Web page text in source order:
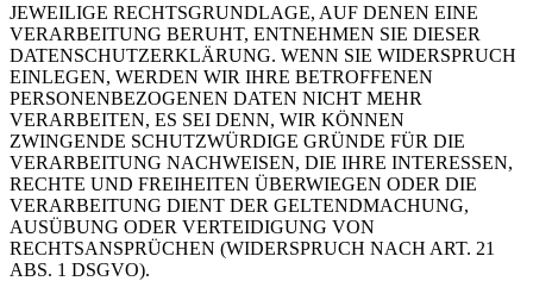
JEWEILIGE RECHTSGRUNDLAGE, AUF DENEN EINE
VERARBEITUNG BERUHT, ENTNEHMEN SIE DIESER
DATENSCHUTZERKLÄRUNG. WENN SIE WIDERSPRUCH
EINLEGEN, WERDEN WIR IHRE BETROFFENEN
PERSONENBEZOGENEN DATEN NICHT MEHR
VERARBEITEN, ES SEI DENN, WIR KÖNNEN
ZWINGENDE SCHUTZWÜRDIGE GRÜNDE FÜR DIE
VERARBEITUNG NACHWEISEN, DIE IHRE INTERESSEN,
RECHTE UND FREIHEITEN ÜBERWIEGEN ODER DIE
VERARBEITUNG DIENT DER GELTENDMACHUNG,
AUSÜBUNG ODER VERTEIDIGUNG VON
RECHTSANSPRÜCHEN (WIDERSPRUCH NACH ART. 21
ABS. 1 DSGVO).